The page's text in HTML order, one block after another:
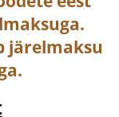
.
järelmaksu